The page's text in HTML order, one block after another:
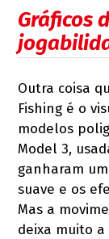
Gráficos
Outra coisa
Fishing é o
modelos
Model 3,
ganharam
suave e os
Mas a
deixa muito